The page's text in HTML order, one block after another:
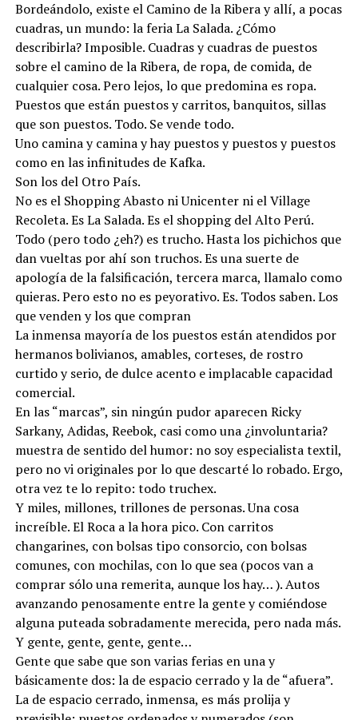
Bordeándolo, existe el Camino de la Ribera y allí, a pocas
cuadras, un mundo: la feria La Salada. ¿Cómo
describirla? Imposible. Cuadras y cuadras de puestos
sobre el camino de la Ribera, de ropa, de comida, de
cualquier cosa. Pero lejos, lo que predomina es ropa.
Puestos que están puestos y carritos, banquitos, sillas
que son puestos. Todo. Se vende todo.
Uno camina y camina y hay puestos y puestos y puestos
como en las infinitudes de Kafka.
Son los del Otro País.
No es el Shopping Abasto ni Unicenter ni el Village
Recoleta. Es La Salada. Es el shopping del Alto Perú.
Todo (pero todo ¿eh?) es trucho. Hasta los pichichos que
dan vueltas por ahí son truchos. Es una suerte de
apología de la falsificación, tercera marca, llamalo como
quieras. Pero esto no es peyorativo. Es. Todos saben. Los
que venden y los que compran
La inmensa mayoría de los puestos están atendidos por
hermanos bolivianos, amables, corteses, de rostro
curtido y serio, de dulce acento e implacable capacidad
comercial.
En las “marcas”, sin ningún pudor aparecen Ricky
Sarkany, Adidas, Reebok, casi como una ¿involuntaria?
muestra de sentido del humor: no soy especialista textil,
pero no vi originales por lo que descarté lo robado. Ergo,
otra vez te lo repito: todo truchex.
Y miles, millones, trillones de personas. Una cosa
increíble. El Roca a la hora pico. Con carritos
changarines, con bolsas tipo consorcio, con bolsas
comunes, con mochilas, con lo que sea (pocos van a
comprar sólo una remerita, aunque los hay… ). Autos
avanzando penosamente entre la gente y comiéndose
alguna puteada sobradamente merecida, pero nada más.
Y gente, gente, gente, gente…
Gente que sabe que son varias ferias en una y
básicamente dos: la de espacio cerrado y la de “afuera”.
La de espacio cerrado, inmensa, es más prolija y